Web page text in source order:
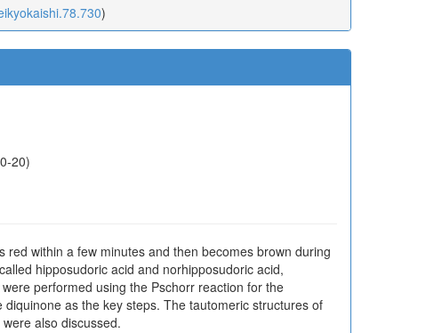
)
20)
within a few minutes and then becomes brown during
hipposudoric acid and norhipposudoric acid,
performed using the Pschorr reaction for the
as the key steps. The tautomeric structures of
also discussed.